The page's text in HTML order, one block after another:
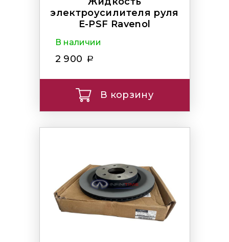
электроусилителя руля
E-PSF Ravenol
В наличии
2 900
В корзину